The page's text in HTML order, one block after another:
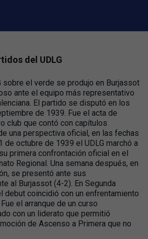
del UDLG
sobre el verde se produjo en Burjassot
ante el equipo más representativo
El partido se disputó en los
de 1939. Fue el acta de
club que contó con capítulos
una perspectiva oficial, en las fechas
de octubre de 1939 el UDLG marchó a
primera confrontación oficial en el
Regional. Una semana después, en
se presentó ante sus
al Burjassot (4-2). En Segunda
debut coincidió con un enfrentamiento
el arranque de un curso
con un liderato que permitió
de Ascenso a Primera que no